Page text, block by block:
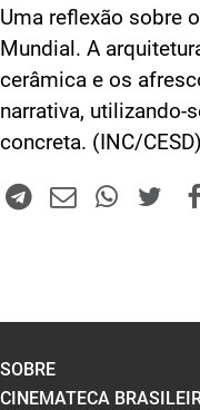
Uma reflexão sobre
Mundial. A
cerâmica e os
narrativa, utilizando-
concreta. (INC/CESD)
SOBRE
CINEMATECA